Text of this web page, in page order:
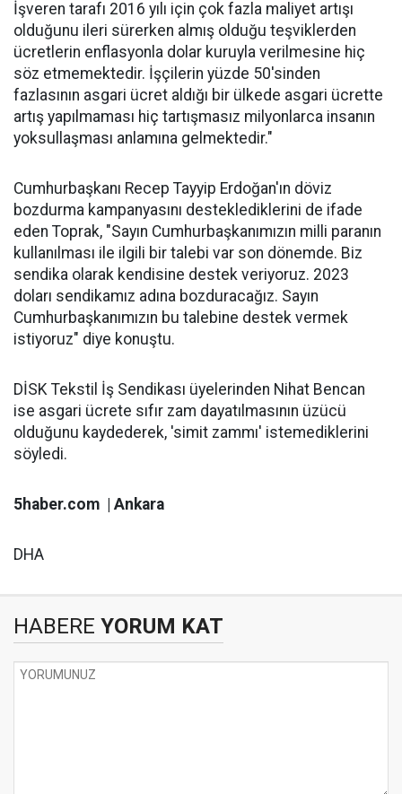
İşveren tarafı 2016 yılı için çok fazla maliyet artışı
olduğunu ileri sürerken almış olduğu teşviklerden
ücretlerin enflasyonla dolar kuruyla verilmesine hiç
söz etmemektedir. İşçilerin yüzde 50'sinden
fazlasının asgari ücret aldığı bir ülkede asgari ücrette
artış yapılmaması hiç tartışmasız milyonlarca insanın
yoksullaşması anlamına gelmektedir."
Cumhurbaşkanı Recep Tayyip Erdoğan'ın döviz
bozdurma kampanyasını desteklediklerini de ifade
eden Toprak, "Sayın Cumhurbaşkanımızın milli paranın
kullanılması ile ilgili bir talebi var son dönemde. Biz
sendika olarak kendisine destek veriyoruz. 2023
doları sendikamız adına bozduracağız. Sayın
Cumhurbaşkanımızın bu talebine destek vermek
istiyoruz" diye konuştu.
DİSK Tekstil İş Sendikası üyelerinden Nihat Bencan
ise asgari ücrete sıfır zam dayatılmasının üzücü
olduğunu kaydederek, 'simit zammı' istemediklerini
söyledi.
5haber.com | Ankara
DHA
HABERE YORUM KAT